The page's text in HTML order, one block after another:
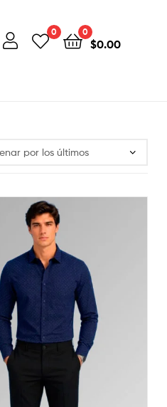
0 0
$0.00